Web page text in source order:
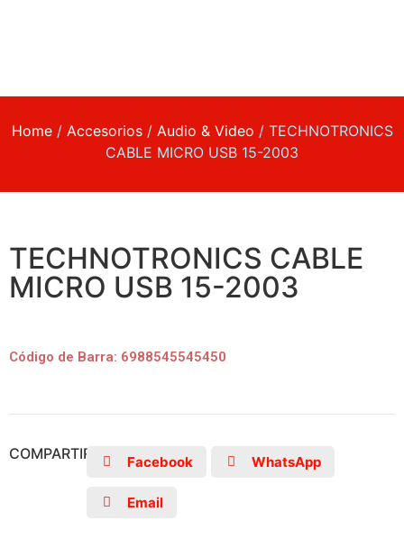
Home/ Accesorios/ Audio & Video / TECHNOTRONICS
CABLE MICRO USB 15-2003
TECHNOTRONICS CABLE
MICRO USB 15-2003
Código de Barra: 6988545545450
COMPARTIR Facebook WhatsApp
Email